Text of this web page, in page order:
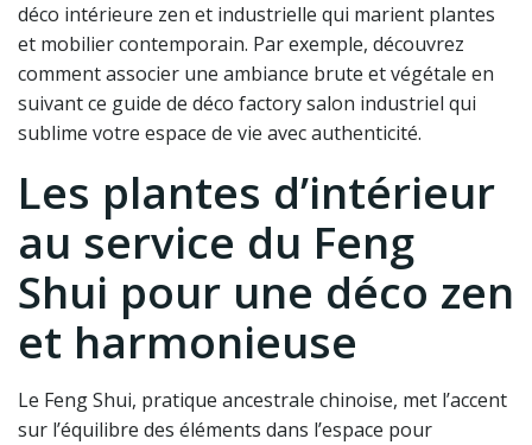
déco intérieure zen et industrielle qui marient plantes
et mobilier contemporain. Par exemple, découvrez
comment associer une ambiance brute et végétale en
suivant ce guide de déco factory salon industriel qui
sublime votre espace de vie avec authenticité.
Les plantes d’intérieur
au service du Feng
Shui pour une déco zen
et harmonieuse
Le Feng Shui, pratique ancestrale chinoise, met l’accent
sur l’équilibre des éléments dans l’espace pour